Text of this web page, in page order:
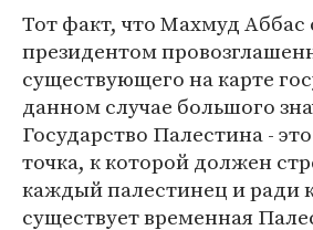
Тот факт, что Махмуд Аббас
президентом
существующего на карте
данном случае большого
Государство Палестина -
точка, к которой должен
каждый палестинец и ради
существует временная